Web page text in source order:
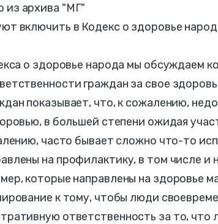
из архива "МГ"
включить в Кодекс о здоровье
о здоровье народа мы обсуждаем
граждан за свое
показывает, что, к сожалению,
в большей степени ожидая
часто бывает сложно что-то
на профилактику, в том числе
которые направлены на здоровье
к тому, чтобы люди
ответственность за то, что